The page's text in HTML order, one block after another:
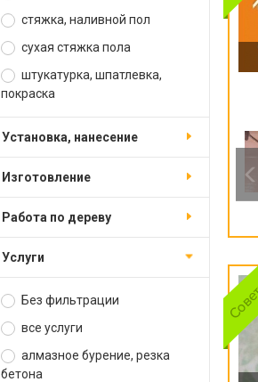
стяжка, наливной пол
сухая стяжка пола
штукатурка, шпатлевка,
покраска
установка, нанесение
изготовление
работа по дереву
услуги
Без фильтрации
все услуги
алмазное бурение, резка
бетона